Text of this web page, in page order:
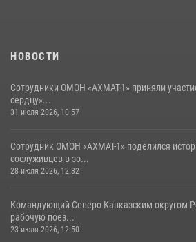
НОВОСТИ
Сотрудники ОМОН «АХМАТ-1» приняли
сердцу»...
31 июля 2026, 10:57
Сотрудник ОМОН «АХМАТ-1» поделился
сослуживцев в зо...
28 июля 2026, 12:32
Командующий Северо-Кавказским округом
рабочую поез...
23 июля 2026, 12:50